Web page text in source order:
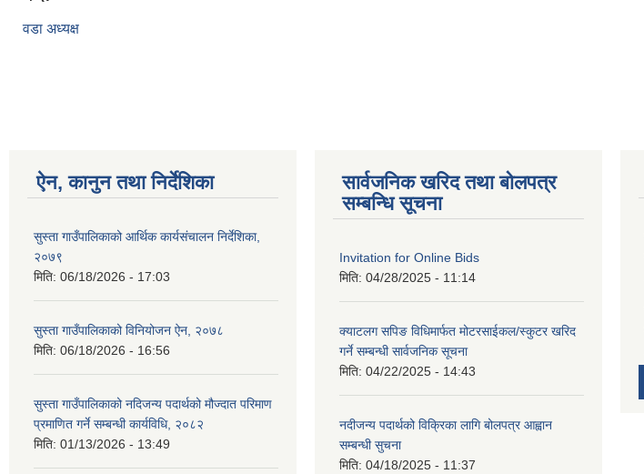
वडा अध्यक्ष
ऐन, कानुन तथा निर्देशिका
सुस्ता गाउँपालिकाको आर्थिक कार्यसंचालन निर्देशिका,
२०७९
मिति: 06/18/2026 - 17:03
सुस्ता गाउँपालिकाको विनियोजन ऐन, २०७८
मिति: 06/18/2026 - 16:56
सुस्ता गाउँपालिकाको नदिजन्य पदार्थको मौज्दात परिमाण
प्रमाणित गर्ने सम्बन्धी कार्यविधि, २०८२
मिति: 01/13/2026 - 13:49
सार्वजनिक खरिद तथा बोलपत्र
सम्बन्धि सूचना
Invitation for Online Bids
मिति: 04/28/2025 - 11:14
क्याटलग सपिङ विधिमार्फत मोटरसाईकल/स्कुटर खरिद
गर्ने सम्बन्धी सार्वजनिक सूचना
मिति: 04/22/2025 - 14:43
नदीजन्य पदार्थको विक्रिका लागि बोलपत्र आह्वान
सम्बन्धी सुचना
मिति: 04/18/2025 - 11:37